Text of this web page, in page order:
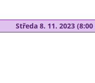
Středa 8. 11. 2023 (8:00